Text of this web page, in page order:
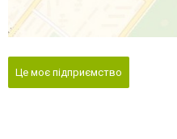
Це моє підприємство